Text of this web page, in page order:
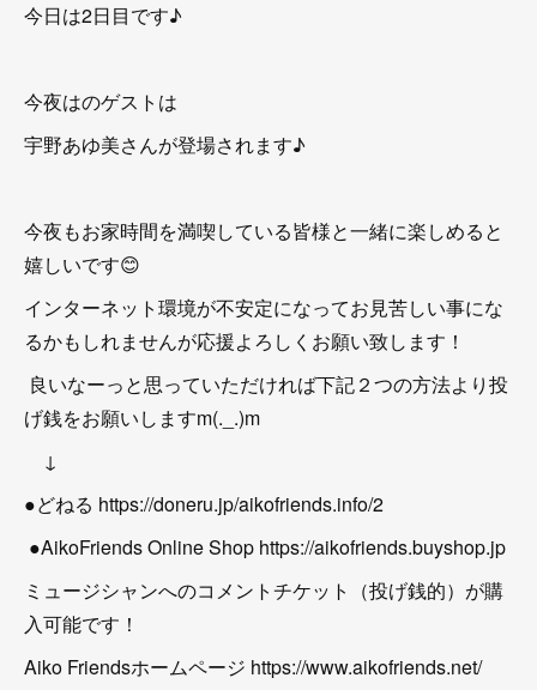
今日は2日目です♪
今夜はのゲストは
宇野あゆ美さんが登場されます♪
今夜もお家時間を満喫している皆様と一緒に楽しめると
嬉しいです😊
インターネット環境が不安定になってお見苦しい事にな
るかもしれませんが応援よろしくお願い致します！
良いなーっと思っていただければ下記２つの方法より投
げ銭をお願いしますm(._.)m
↓
●どねる https://doneru.jp/aikofriends.info/2
●AikoFriends Online Shop https://aikofriends.buyshop.jp
ミュージシャンへのコメントチケット（投げ銭的）が購
入可能です！
Aiko Friendsホームページ https://www.aikofriends.net/